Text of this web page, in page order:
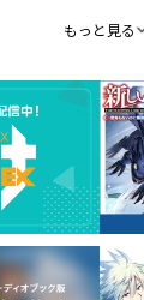
ー退治も異世
もっと見る